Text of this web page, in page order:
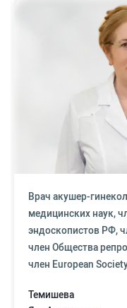
Врач акушер-
медицинских наук,
эндоскопистов РФ,
член Общества
член European
Темишева